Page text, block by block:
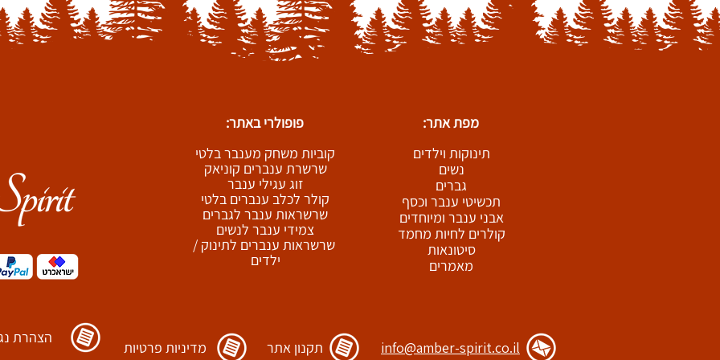
מפת אתר:
פופולרי באתר:
תינוקות וילדים
נשים
גברים
תכשיטי ענבר וכסף
אבני ענבר ומיוחדים
קולרים לחיות מחמד
סיטונאות
מאמרים
קוביות משחק מענבר בלטי
שרשרת ענברים קוניאק
זוג עגילי ענבר
קולר לכלב ענברים בלטי
שרשראות ענבר לגברים
צמידי ענבר לנשים
שרשראות ענברים לתינוק /
ילדים
info@amber-spirit.co.il תקנון אתר מדיניות פרטיות
הצהרת